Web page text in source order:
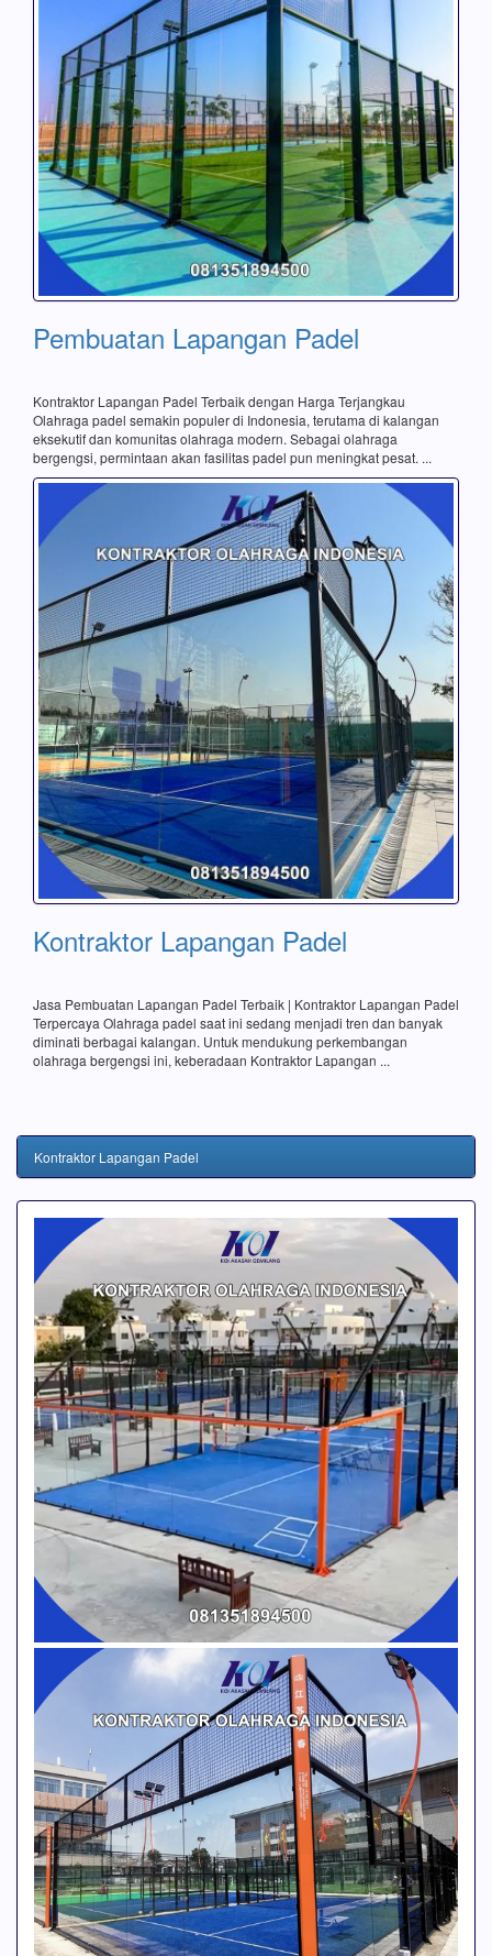
Pembuatan Lapangan Padel
Kontraktor Lapangan Padel Terbaik dengan Harga Terjangkau
Olahraga padel semakin populer di Indonesia, terutama di kalangan
eksekutif dan komunitas olahraga modern. Sebagai olahraga
bergengsi, permintaan akan fasilitas padel pun meningkat pesat. ...
Kontraktor Lapangan Padel
Jasa Pembuatan Lapangan Padel Terbaik | Kontraktor Lapangan Padel
Terpercaya Olahraga padel saat ini sedang menjadi tren dan banyak
diminati berbagai kalangan. Untuk mendukung perkembangan
olahraga bergengsi ini, keberadaan Kontraktor Lapangan ...
Kontraktor Lapangan Padel